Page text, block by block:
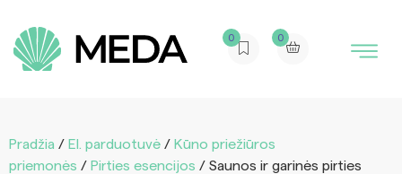
0 0
Pradžia / El. parduotuvė / Kūno priežiūros
priemonės / Pirties esencijos / Saunos ir garinės pirties